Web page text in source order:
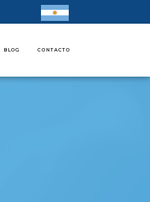
BLOG CONTACTO